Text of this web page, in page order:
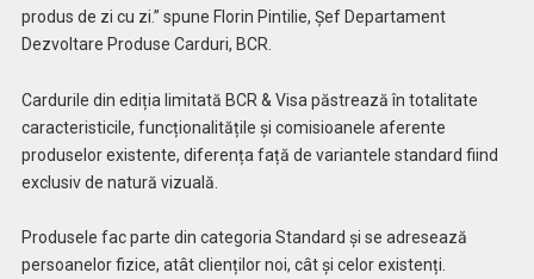
produs de zi cu zi.” spune Florin Pintilie, Șef Departament
Dezvoltare Produse Carduri, BCR.
Cardurile din ediția limitată BCR & Visa păstrează în totalitate
caracteristicile, funcționalitățile și comisioanele aferente
produselor existente, diferența față de variantele standard fiind
exclusiv de natură vizuală.
Produsele fac parte din categoria Standard și se adresează
persoanelor fizice, atât clienților noi, cât și celor existenți.